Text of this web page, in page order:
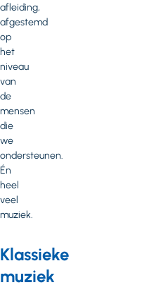
afleiding,
afgestemd
op
het
niveau
van
de
mensen
die
we
ondersteunen.
Én
heel
veel
muziek.
Klassieke
muziek